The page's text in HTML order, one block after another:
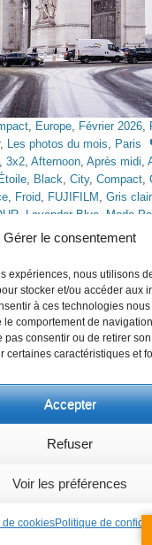
Gérer le consentement
expériences, nous utilisons
stocker et/ou accéder aux
à ces technologies
comportement de
pas consentir ou de retirer
certaines caractéristiques et
Accepter
Refuser
Voir les préférences
de cookiesPolitique de
, Europe, Février 2026,
, Les photos du mois, Paris
, 3x2, Afternoon, Après midi,
, Black, City, Compact,
, Froid, FUJIFILM , Gris clair
Lavender Blue Mode
Grand Angle,Paris,Pastel
Paris
AuthorLaurent DUFOUR